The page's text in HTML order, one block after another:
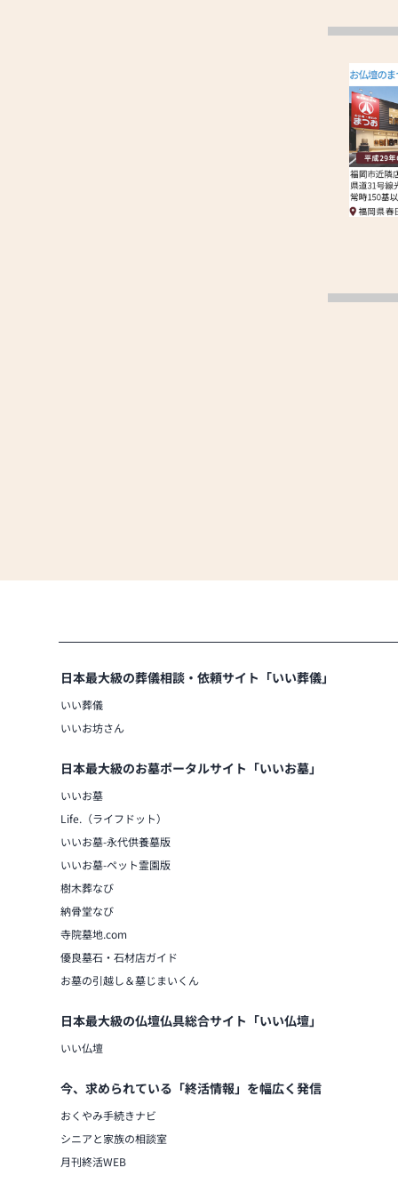
日本最大級の葬儀相談・依頼サイト「いい葬儀」
いい葬儀
いいお坊さん
日本最大級のお墓ポータルサイト「いいお墓」
いいお墓
Life.（ライフドット）
いいお墓-永代供養墓版
いいお墓-ペット霊園版
樹木葬なび
納骨堂なび
寺院墓地.com
優良墓石・石材店ガイド
お墓の引越し＆墓じまいくん
日本最大級の仏壇仏具総合サイト「いい仏壇」
いい仏壇
今、求められている「終活情報」を幅広く発信
おくやみ手続きナビ
シニアと家族の相談室
月刊終活WEB